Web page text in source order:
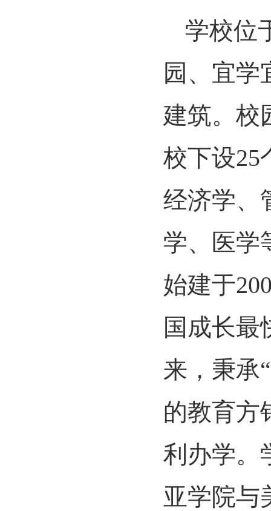
学校位
园、宜
建筑。校
校下设25
经济学、
学、医学
始建于
国成长最
来，秉承
的教育方
利办学。
亚学院与